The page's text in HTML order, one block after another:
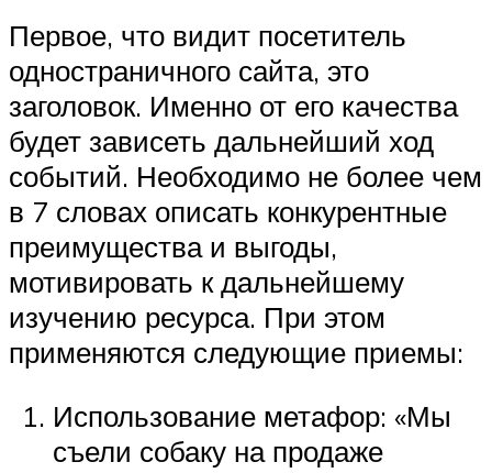
Первое, что видит посетитель
одностраничного сайта, это
заголовок. Именно от его качества
будет зависеть дальнейший ход
событий. Необходимо не более чем
в 7 словах описать конкурентные
преимущества и выгоды,
мотивировать к дальнейшему
изучению ресурса. При этом
применяются следующие приемы:
Использование метафор: «Мы
съели собаку на продаже